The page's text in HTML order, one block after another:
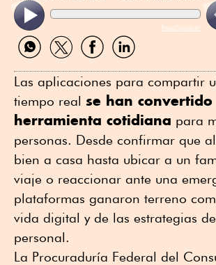
ReadSpeaker
Compartir
por
Compartir
por
Compartir
por
Compartir
por
Las aplicaciones para compartir
tiempo real se han
herramienta cotidiana para
personas. Desde confirmar que
bien a casa hasta ubicar a un
viaje o reaccionar ante una
plataformas ganaron terreno
vida digital y de las estrategias
personal.
La Procuraduría Federal del